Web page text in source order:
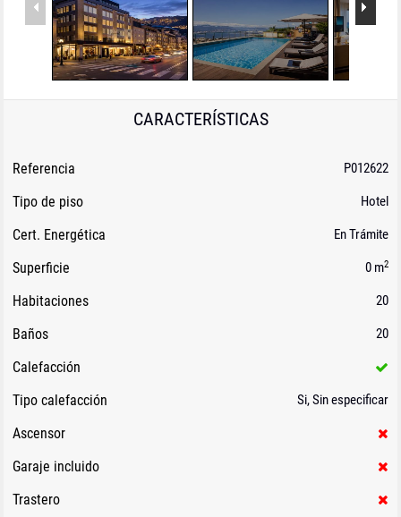
CARACTERÍSTICAS
Referencia P012622
Tipo de piso Hotel
Cert. Energética En Trámite
Superficie 0 m2
Habitaciones 20
Baños 20
Calefacción
Tipo calefacción
Si, Sin especificar
Ascensor
Garaje incluido
Trastero